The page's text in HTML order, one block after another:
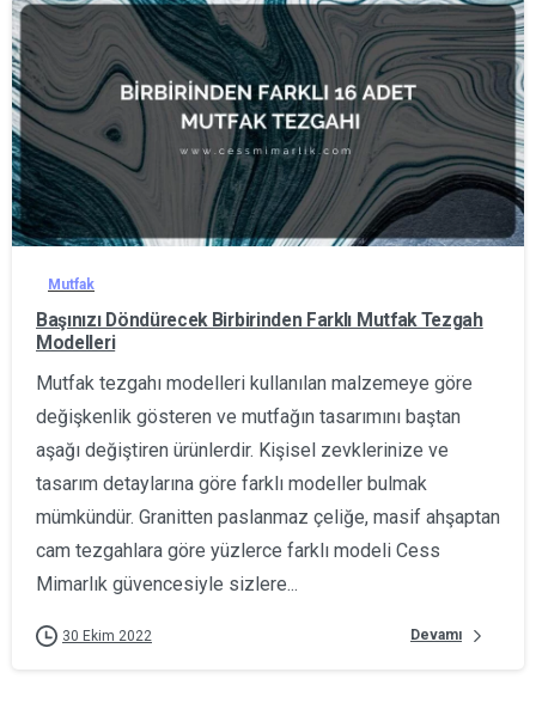
Mutfak
Başınızı Döndürecek Birbirinden Farklı Mutfak Tezgah
Modelleri
Mutfak tezgahı modelleri kullanılan malzemeye göre
değişkenlik gösteren ve mutfağın tasarımını baştan
aşağı değiştiren ürünlerdir. Kişisel zevklerinize ve
tasarım detaylarına göre farklı modeller bulmak
mümkündür. Granitten paslanmaz çeliğe, masif ahşaptan
cam tezgahlara göre yüzlerce farklı modeli Cess
Mimarlık güvencesiyle sizlere...
30 Ekim 2022 Devamı